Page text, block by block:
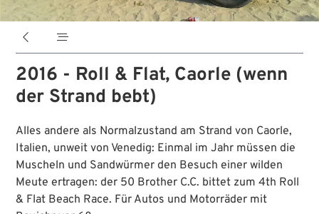
 
2016 - Roll & Flat, Caorle (wenn
der Strand bebt)
Alles andere als Normalzustand am Strand von Caorle,
Italien, unweit von Venedig: Einmal im Jahr müssen die
Muscheln und Sandwürmer den Besuch einer wilden
Meute ertragen: der 50 Brother C.C. bittet zum 4th Roll
& Flat Beach Race. Für Autos und Motorräder mit